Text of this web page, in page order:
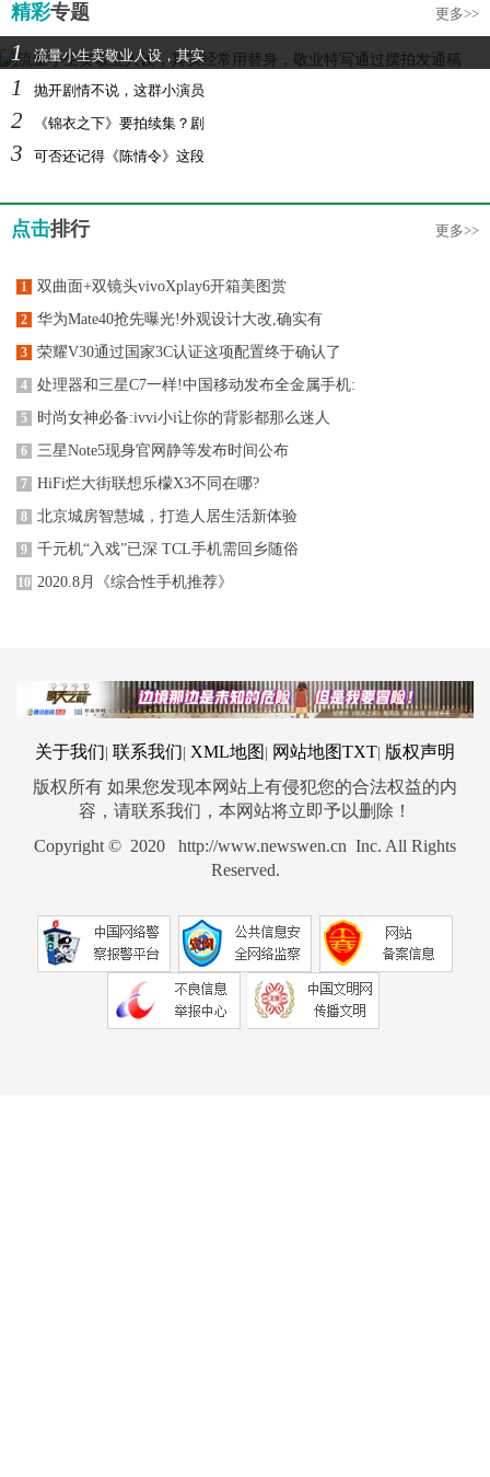
精彩专题 更多>>
1 流量小生卖敬业人设，其实
1 抛开剧情不说，这群小演员
2 《锦衣之下》要拍续集？剧
3 可否还记得《陈情令》这段
点击排行 更多>>
1 双曲面+双镜头vivoXplay6开箱美图赏
2 华为Mate40抢先曝光!外观设计大改,确实有
3 荣耀V30通过国家3C认证这项配置终于确认了
4 处理器和三星C7一样!中国移动发布全金属手机:
5 时尚女神必备:ivvi小i让你的背影都那么迷人
6 三星Note5现身官网静等发布时间公布
7 HiFi烂大街联想乐檬X3不同在哪?
8 北京城房智慧城，打造人居生活新体验
9 千元机“入戏”已深 TCL手机需回乡随俗
10 2020.8月《综合性手机推荐》
关于我们 联系我们 XML地图 网站地图TXT 版权声明
版权所有 如果您发现本网站上有侵犯您的合法权益的内
容，请联系我们，本网站将立即予以删除！
Copyright © 2020 http://www.newswen.cn Inc. All Rights
Reserved.